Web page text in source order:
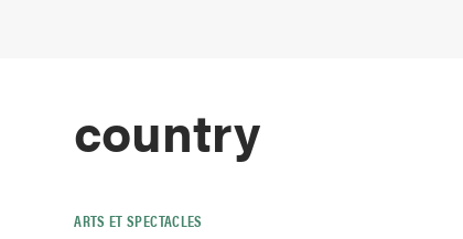
country
ARTS ET SPECTACLES